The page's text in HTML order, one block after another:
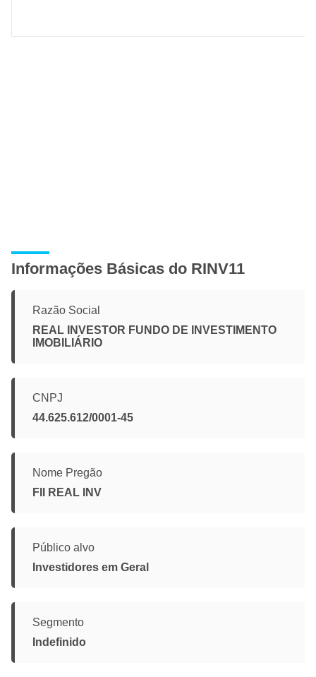
Informações Básicas do RINV11
Razão Social
REAL INVESTOR FUNDO DE INVESTIMENTO
IMOBILIÁRIO
CNPJ
44.625.612/0001-45
Nome Pregão
FII REAL INV
Público alvo
Investidores em Geral
Segmento
Indefinido